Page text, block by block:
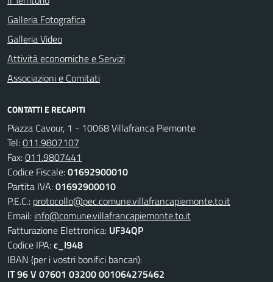
Galleria Fotografica
Galleria Video
Attività economiche e Servizi
Associazioni e Comitati
CONTATTI E RECAPITI
Piazza Cavour, 1 - 10068 Villafranca Piemonte
Tel:011.9807107
Fax:011.9807441
Codice Fiscale:01692900010
Partita IVA:01692900010
P.E.C.: protocollo@pec.comune.villafrancapiemonte.to.it
Email: info@comune.villafrancapiemonte.to.it
Fatturazione Elettronica: UF34QP
Codice IPA:c_l948
IBAN (per i vostri bonifici bancari):
IT 96 V 07601 03200 001064275462